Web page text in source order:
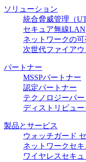
ソリューション
統合脅威管理（
セキュア無線LAN
ネットワークの
次世代ファイア
パートナー
MSSPパートナー
認定パートナー
テクノロジーパ
ディストリビュー
製品とサービス
ウォッチガード
ネットワークセ
ワイヤレスセキ